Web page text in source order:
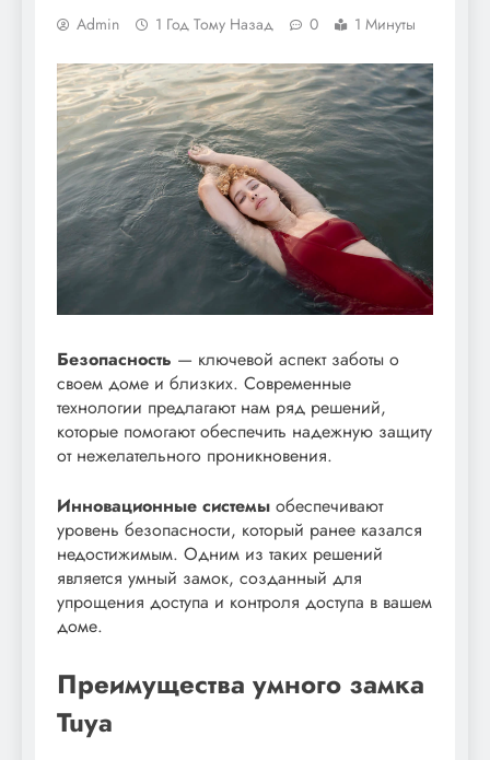
Admin 1 Год Тому Назад 0 1 Минуты
Безопасность — ключевой аспект заботы о
своем доме и близких. Современные
технологии предлагают нам ряд решений,
которые помогают обеспечить надежную защиту
от нежелательного проникновения.
Инновационные системы обеспечивают
уровень безопасности, который ранее казался
недостижимым. Одним из таких решений
является умный замок, созданный для
упрощения доступа и контроля доступа в вашем
доме.
Преимущества умного замка
Tuya